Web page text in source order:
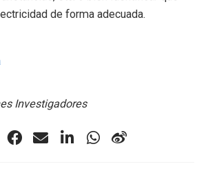
de forma adecuada.
Investigadores